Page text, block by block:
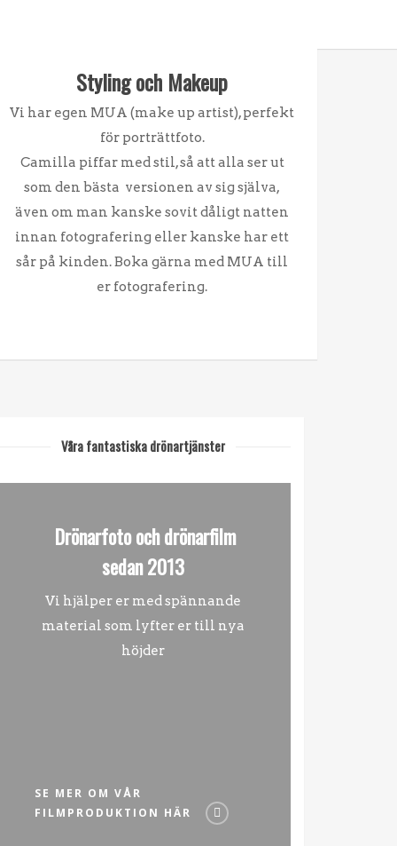
Styling och Makeup
Vi har egen MUA (make up artist), perfekt
för porträttfoto.
Camilla piffar med stil, så att alla ser ut
som den bästa versionen av sig själva,
även om man kanske sovit dåligt natten
innan fotografering eller kanske har ett
sår på kinden. Boka gärna med MUA till
er fotografering.
Våra fantastiska drönartjänster
Drönarfoto och drönarfilm
sedan 2013
Vi hjälper er med spännande
material som lyfter er till nya
höjder
SE MER OM VÅR
FILMPRODUKTION HÄR